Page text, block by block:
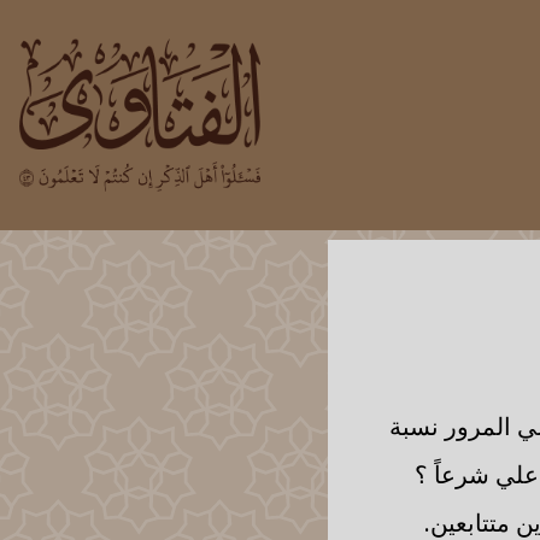
المرور نسبة
علي شرعاً ؟
متتابعين.